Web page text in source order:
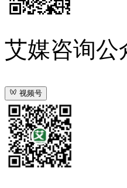
艾媒咨询公
视频号